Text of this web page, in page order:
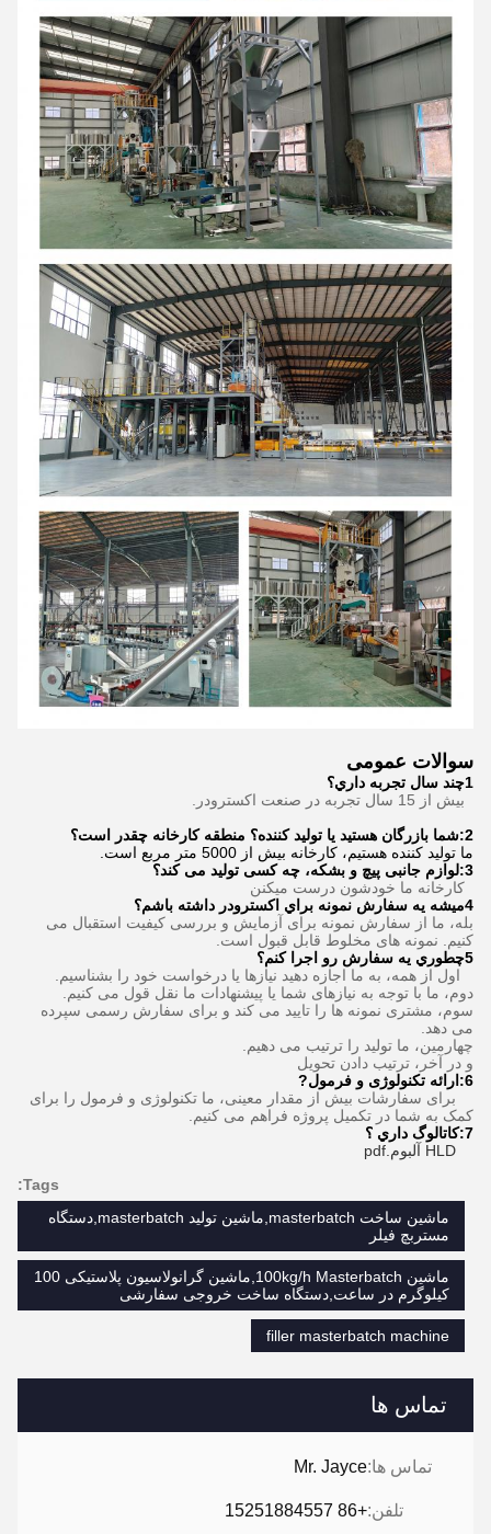
تماس ها
تماس ها:Mr. Jayce
تلفن:+86 15251884557
سوالات عمومی
1چند سال تجربه داري؟
بیش از 15 سال تجربه در صنعت اکسترودر.
2:شما بازرگان هستید یا تولید کننده؟ منطقه کارخانه چقدر است؟
ما تولید کننده هستیم، کارخانه بیش از 5000 متر مربع است.
3
:لوازم جانبی پیچ و بشکه، چه کسی تولید می کند؟
کارخانه ما خودشون درست ميکنن
4ميشه يه سفارش نمونه براي اكسترودر داشته باشم؟
بله، ما از سفارش نمونه برای آزمایش و بررسی کیفیت استقبال می
کنیم. نمونه های مخلوط قابل قبول است.
5چطوري يه سفارش رو اجرا کنم؟
اول از همه، به ما اجازه دهید نیازها یا درخواست خود را بشناسیم.
دوم، ما با توجه به نیازهای شما یا پیشنهادات ما نقل قول می کنیم.
سوم، مشتری نمونه ها را تایید می کند و برای سفارش رسمی سپرده
می دهد.
چهارمین، ما تولید را ترتیب می دهیم.
و در آخر، ترتيب دادن تحویل
6: ارائه تکنولوژی و فرمول?
برای سفارشات بیش از مقدار معینی، ما تکنولوژی و فرمول را برای
کمک به شما در تکمیل پروژه فراهم می کنیم.
7: کاتالوگ داري ؟
HLD آلبوم.pdf
Tags:
ماشین ساخت masterbatch,ماشین تولید masterbatch,دستگاه
مستربچ فیلر
ماشین 100kg/h Masterbatch,ماشین گرانولاسیون پلاستیکی 100
کیلوگرم در ساعت,دستگاه ساخت خروجی سفارشی
filler masterbatch machine